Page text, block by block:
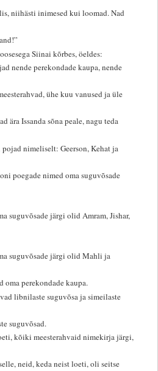
niihästi inimesed kui loomad. Nad
Siinai kõrbes, öeldes:
nende perekondade kaupa, nende
ühe kuu vanused ja üle
ära Issanda sõna peale, nagu teda
nimeliselt: Geerson, Kehat ja
poegade nimed oma suguvõsade
suguvõsade järgi olid Amram, Jishar,
suguvõsade järgi olid Mahli ja
oma perekondade kaupa.
libnilaste suguvõsa ja simeilaste
suguvõsad.
kõiki meesterahvaid nimekirja järgi,
neid, keda neist loeti, oli seitse